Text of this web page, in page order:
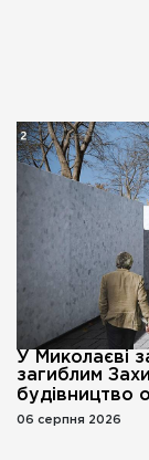
У Миколаєві
загиблим
будівництво
06 серпня 2026